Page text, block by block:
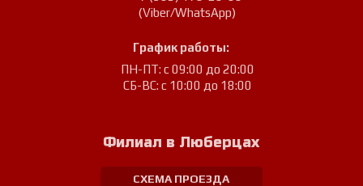
(Viber/WhatsApp)
График работы:
ПН-ПТ: с 09:00 до 20:00
СБ-ВС: с 10:00 до 18:00
Филиал в Люберцах
СХЕМА ПРОЕЗДА